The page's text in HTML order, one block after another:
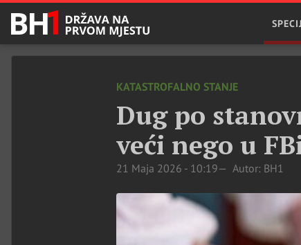
KATASTROFALNO STANJE
Dug po
veći nego u
21 Maja 2026 - 10:19 Autor: BH1